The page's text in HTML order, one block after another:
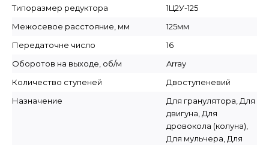
Типоразмер редуктора
1Ц2У-125
Межосевое расстояние, мм
125мм
Передаточне число
16
Оборотов на выходе, об/м
Array
Количество ступеней
Двоступеневий
Назначение
Для гранулятора, Для
двигуна, Для
дровокола (колуна),
Для мульчера, Для